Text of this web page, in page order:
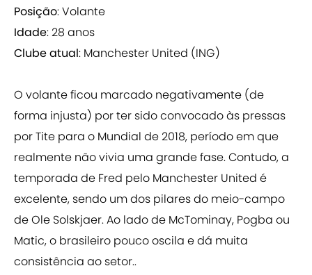
Posição: Volante
Idade: 28 anos
Clube atual: Manchester United (ING)
O volante ficou marcado negativamente (de
forma injusta) por ter sido convocado às pressas
por Tite para o Mundial de 2018, período em que
realmente não vivia uma grande fase. Contudo, a
temporada de Fred pelo Manchester United é
excelente, sendo um dos pilares do meio-campo
de Ole Solskjaer. Ao lado de McTominay, Pogba ou
Matic, o brasileiro pouco oscila e dá muita
consistência ao setor..